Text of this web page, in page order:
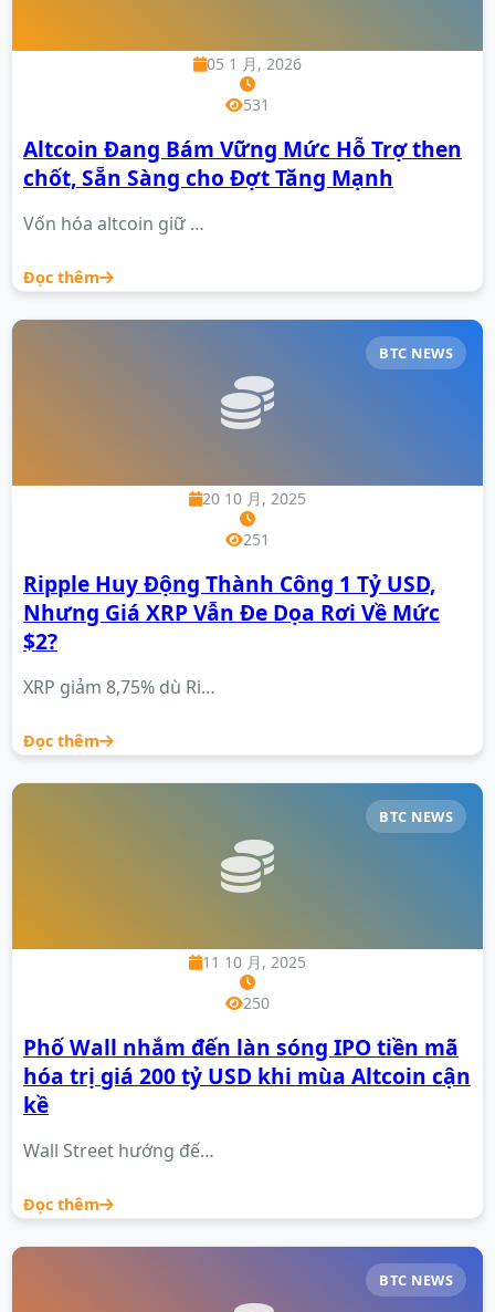
05 1 月, 2026
531
Altcoin Đang Bám Vững Mức Hỗ Trợ then
chốt, Sẵn Sàng cho Đợt Tăng Mạnh
Vốn hóa altcoin giữ …
Đọc thêm
BTC NEWS
20 10 月, 2025
251
Ripple Huy Động Thành Công 1 Tỷ USD,
Nhưng Giá XRP Vẫn Đe Dọa Rơi Về Mức
$2?
XRP giảm 8,75% dù Ri…
Đọc thêm
BTC NEWS
11 10 月, 2025
250
Phố Wall nhắm đến làn sóng IPO tiền mã
hóa trị giá 200 tỷ USD khi mùa Altcoin cận
kề
Wall Street hướng đế…
Đọc thêm
BTC NEWS